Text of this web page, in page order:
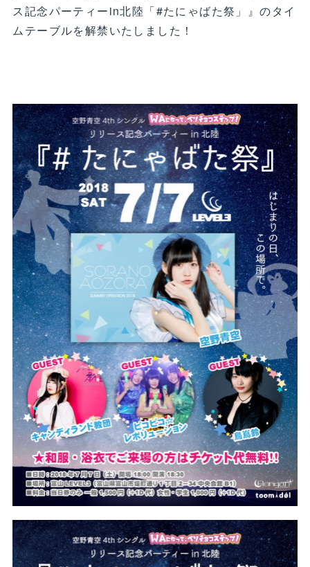
ス記念パーティーin北陸「#たにゃばた祭」』のタイ
ムテーブルを解禁いたしました！